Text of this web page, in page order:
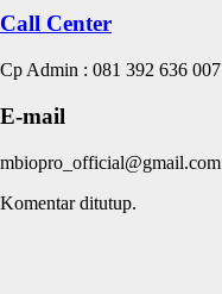
Call Center
Cp Admin : 081 392 636 007
E-mail
mbiopro_official@gmail.com
Komentar ditutup.